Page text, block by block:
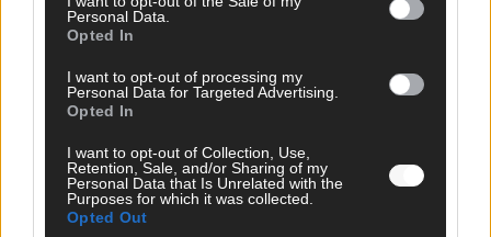
Personal Data.
Opted In
I want to opt-out of processing my
Personal Data for Targeted Advertising.
Opted In
I want to opt-out of Collection, Use,
Retention, Sale, and/or Sharing of my
Personal Data that Is Unrelated with the
Purposes for which it was collected.
Opted Out
DIREKT ZUM THEMA
Politik & Co
Tipps & Tricks
Brainpower
Specials
Meinung